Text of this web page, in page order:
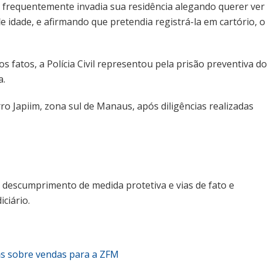
invadia sua residência alegando querer ver
idade, e afirmando que pretendia registrá-la em cartório, o
fatos, a Polícia Civil representou pela prisão preventiva do
Japiim, zona sul de Manaus, após diligências realizadas
de medida protetiva e vias de fato e
sobre vendas para a ZFM